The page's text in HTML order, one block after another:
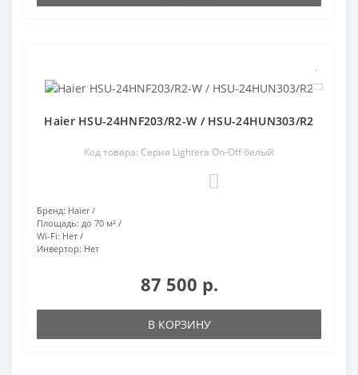
Haier HSU-24HNF203/R2-W / HSU-24HUN303/R2
Код товара: Серия Lightera On-Off белый
Бренд: Haier
Площадь: до 70 м²
Wi-Fi: Нет
Инвертор: Нет
87 500 р.
В КОРЗИНУ